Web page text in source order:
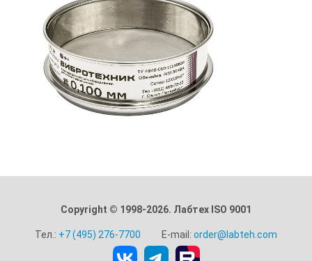
Copyright © 1998-2026. Лабтех ISO 9001
Тел.: +7 (495) 276-7700 E-mail: order@labteh.com